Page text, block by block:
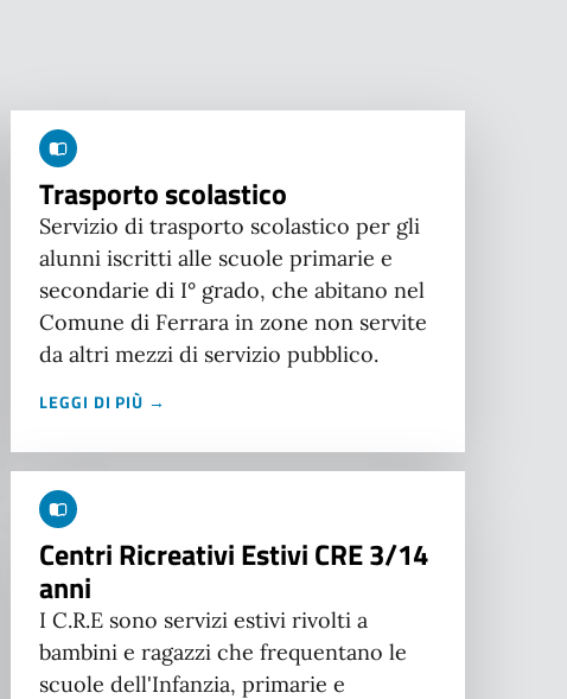
Trasporto scolastico
Servizio di trasporto scolastico per gli
alunni iscritti alle scuole primarie e
secondarie di I° grado, che abitano nel
Comune di Ferrara in zone non servite
da altri mezzi di servizio pubblico.
LEGGI DI PIÙ →
Centri Ricreativi Estivi CRE 3/14
anni
I C.R.E sono servizi estivi rivolti a
bambini e ragazzi che frequentano le
scuole dell'Infanzia, primarie e